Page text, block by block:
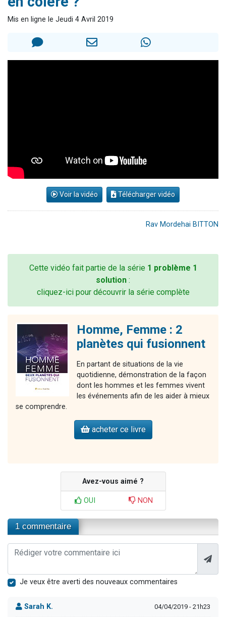
30 personnes viennent de faire un don pour Sauvez la jambe de Yohan
Il reste 49 places pour étudier en groupe sur Zoom
Mis en ligne le Jeudi 4 Avril 2019
Voir la vidéo Télécharger vidéo
Rav Mordehai BITTON
Cette vidéo fait partie de la série 1 problème 1
solution :
cliquez-ici pour découvrir la série complète
Homme, Femme : 2
planètes qui fusionnent
En partant de situations de la vie
quotidienne, démonstration de la façon
dont les hommes et les femmes vivent
les événements afin de les aider à mieux
se comprendre.
acheter ce livre
Avez-vous aimé ?
OUI NON
1 commentaire
Je veux être averti des nouveaux commentaires
Sarah K. 04/04/2019 - 21h23